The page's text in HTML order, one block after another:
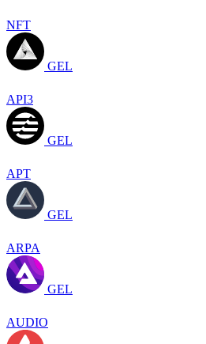
NFT
GEL
API3
GEL
APT
GEL
ARPA
GEL
AUDIO